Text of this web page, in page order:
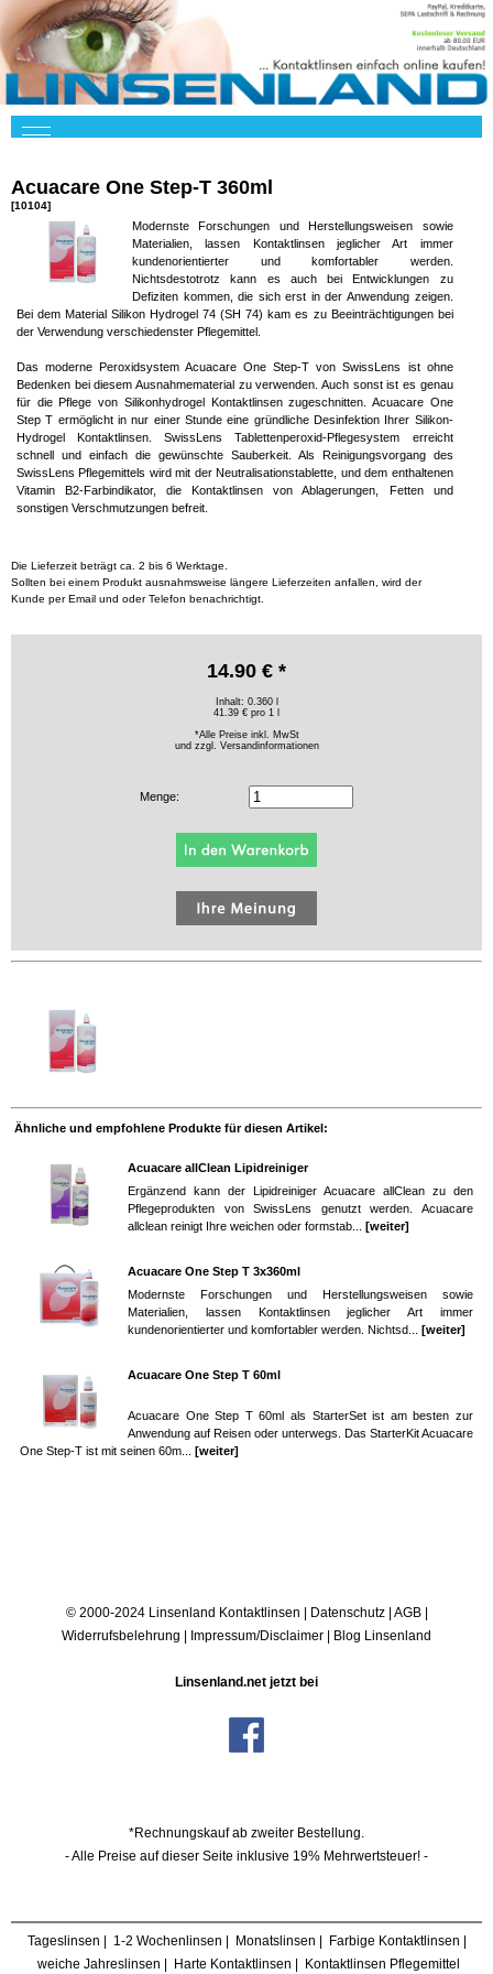
Acuacare One Step-T 360ml
[10104]
Modernste Forschungen und Herstellungsweisen sowie
Materialien, lassen Kontaktlinsen jeglicher Art immer
kundenorientierter und komfortabler werden.
Nichtsdestotrotz kann es auch bei Entwicklungen zu
Defiziten kommen, die sich erst in der Anwendung zeigen.
Bei dem Material Silikon Hydrogel 74 (SH 74) kam es zu Beeinträchtigungen bei
der Verwendung verschiedenster Pflegemittel.
Das moderne Peroxidsystem Acuacare One Step-T von SwissLens ist ohne
Bedenken bei diesem Ausnahmematerial zu verwenden. Auch sonst ist es genau
für die Pflege von Silikonhydrogel Kontaktlinsen zugeschnitten. Acuacare One
Step T ermöglicht in nur einer Stunde eine gründliche Desinfektion Ihrer Silikon-
Hydrogel Kontaktlinsen. SwissLens Tablettenperoxid-Pflegesystem erreicht
schnell und einfach die gewünschte Sauberkeit. Als Reinigungsvorgang des
SwissLens Pflegemittels wird mit der Neutralisationstablette, und dem enthaltenen
Vitamin B2-Farbindikator, die Kontaktlinsen von Ablagerungen, Fetten und
sonstigen Verschmutzungen befreit.
Die Lieferzeit beträgt ca. 2 bis 6 Werktage.
Sollten bei einem Produkt ausnahmsweise längere Lieferzeiten anfallen, wird der
Kunde per Email und oder Telefon benachrichtigt.
14.90 € *
Inhalt: 0.360 l
41.39 € pro 1 l
*Alle Preise inkl. MwSt
und zzgl. Versandinformationen
Menge:
Ähnliche und empfohlene Produkte für diesen Artikel:
Acuacare allClean Lipidreiniger
Ergänzend kann der Lipidreiniger Acuacare allClean zu den
Pflegeprodukten von SwissLens genutzt werden. Acuacare
allclean reinigt Ihre weichen oder formstab... [weiter]
Acuacare One Step T 3x360ml
Modernste Forschungen und Herstellungsweisen sowie
Materialien, lassen Kontaktlinsen jeglicher Art immer
kundenorientierter und komfortabler werden. Nichtsd... [weiter]
Acuacare One Step T 60ml
Acuacare One Step T 60ml als StarterSet ist am besten zur
Anwendung auf Reisen oder unterwegs. Das StarterKit Acuacare
One Step-T ist mit seinen 60m... [weiter]
© 2000-2024 Linsenland Kontaktlinsen | Datenschutz| AGB|
Widerrufsbelehrung | Impressum/Disclaimer | Blog Linsenland
Linsenland.net jetzt bei
*Rechnungskauf ab zweiter Bestellung.
- Alle Preise auf dieser Seite inklusive 19% Mehrwertsteuer! -
Tageslinsen | 1-2 Wochenlinsen | Monatslinsen | Farbige Kontaktlinsen |
weiche Jahreslinsen | Harte Kontaktlinsen | Kontaktlinsen Pflegemittel